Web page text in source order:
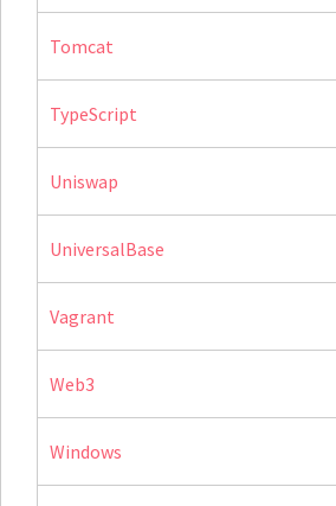
Tomcat
TypeScript
Uniswap
UniversalBase
Vagrant
Web3
Windows